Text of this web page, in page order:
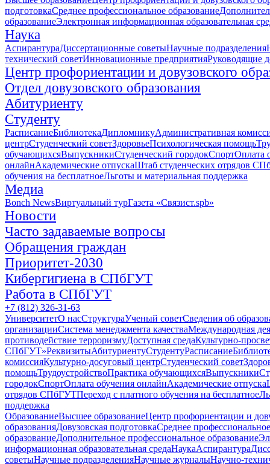
подготовкаСреднее профессиональное образование
образованиеЭлектронная информационная образовательная
Наука
АспирантураДиссертационные советыНаучные подразделения
технический советИнновационные предприятияРуководящие
Центр профориентации и довузовского
Отдел довузовского образования
Абитуриенту
Студенту
РасписаниеБиблиотекаДипломникуАдминистративная
центрСтуденческий советЗдоровьеПсихологическая помощь
обучающихсяВыпускникиСтуденческий городокСпортОплата
онлайнАкадемические отпускаШтаб студенческих отрядов
обучения на бесплатноеЛьготы и материальная поддержка
Медиа
Bonch NewsВиртуальный турГазета «Связист.spb»
Новости
Часто задаваемые вопросы
Обращения граждан
Приоритет-2030
Кибергигиена в СПбГУТ
Работа в СПбГУТ
+7 (812) 326-31-63
УниверситетО насСтруктураУченый советСведения об
организацииСистема менеджмента качестваМеждународная
противодействие терроризмуДоступная средаКультурно-
СПбГУТ»РеквизитыАбитуриентуСтудентуРасписание
комиссияКультурно-досуговый центрСтуденческий совет
помощьТрудоустройствоПрактика обучающихсяВыпускники
городокСпортОплата обучения онлайнАкадемические отпуска
отрядов СПбГУТПереход с платного обучения на бесплатное
поддержка
ОбразованиеВысшее образованиеЦентр профориентации и
образованияДовузовская подготовкаСреднее профессиональное
образованиеДополнительное профессиональное образование
информационная образовательная средаНаукаАспирантура
советыНаучные подразделенияНаучные журналыНаучно-